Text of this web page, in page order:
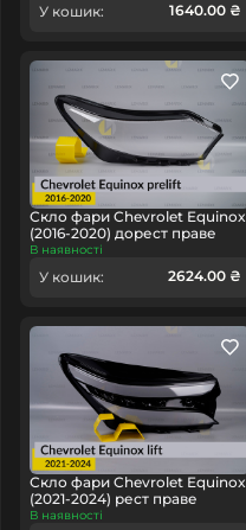
У кошик: 1640.00 ₴
Скло фари Chevrolet Equinox
(2016-2020) дорест праве
В наявності
У кошик: 2624.00 ₴
Скло фари Chevrolet Equinox
(2021-2024) рест праве
В наявності